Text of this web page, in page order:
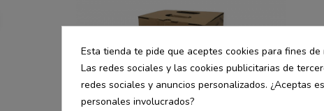
Esta tienda te pide que aceptes cookies para fines
Las redes sociales y las cookies publicitarias de
redes sociales y anuncios personalizados. ¿Aceptas
personales involucrados?